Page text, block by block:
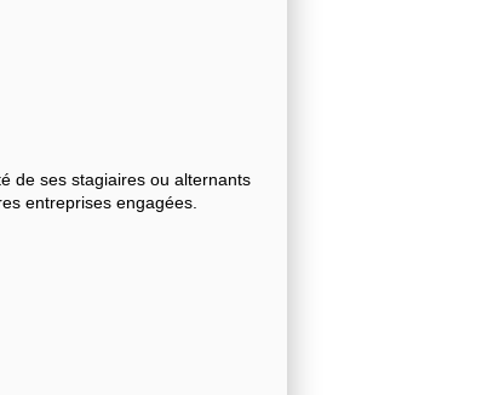
de ses stagiaires ou alternants
entreprises engagées.